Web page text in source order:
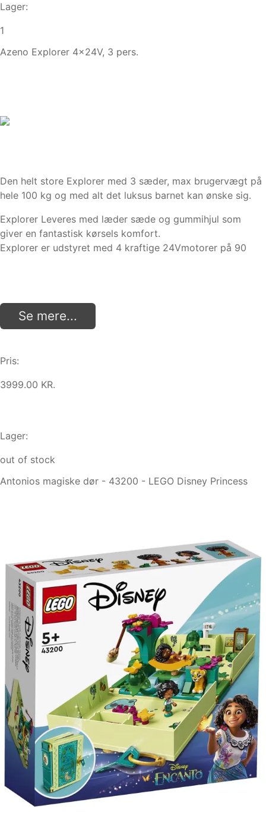
Lager:
1
Azeno Explorer 4x24V, 3 pers.
Den helt store Explorer med 3 sæder, max brugervægt på
hele 100 kg og med alt det luksus barnet kan ønske sig.
Explorer Leveres med læder sæde og gummihjul som
giver en fantastisk kørsels komfort.
Explorer er udstyret med 4 kraftige 24Vmotorer på 90
Se mere...
Pris:
3999.00 KR.
Lager:
out of stock
Antonios magiske dør - 43200 - LEGO Disney Princess